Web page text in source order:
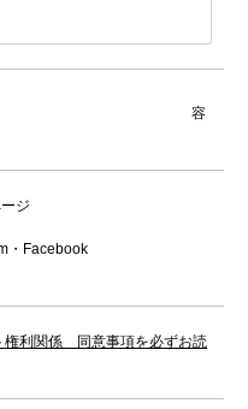
容
ジ
・Facebook
権利関係 同意事項を必ずお読